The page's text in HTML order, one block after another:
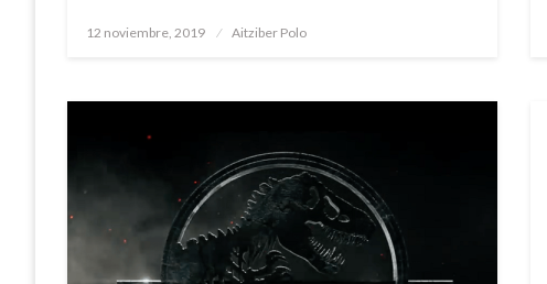
Publicado
12 noviembre, 2019 Aitziber Polo